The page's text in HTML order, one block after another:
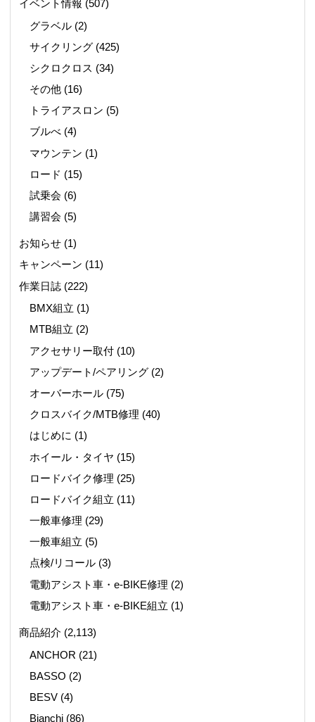
イベント情報 (507)
グラベル (2)
サイクリング (425)
シクロクロス (34)
その他 (16)
トライアスロン (5)
ブルべ (4)
マウンテン (1)
ロード (15)
試乗会 (6)
講習会 (5)
お知らせ(1)
キャンペーン (11)
作業日誌(222)
BMX組立 (1)
MTB組立 (2)
アクセサリー取付 (10)
アップデート/ペアリング (2)
オーバーホール (75)
クロスバイク/MTB修理 (40)
はじめに (1)
ホイール・タイヤ (15)
ロードバイク修理 (25)
ロードバイク組立 (11)
一般車修理 (29)
一般車組立 (5)
点検/リコール (3)
電動アシスト車・e-BIKE修理 (2)
電動アシスト車・e-BIKE組立 (1)
商品紹介 (2,113)
ANCHOR (21)
BASSO (2)
BESV (4)
Bianchi (86)